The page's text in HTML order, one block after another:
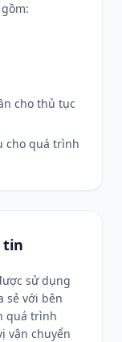
cho thủ tục
cho quá trình
tin
sử dụng
sẻ với bên
quá trình
vận chuyển